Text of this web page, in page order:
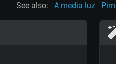
See also: A media luz